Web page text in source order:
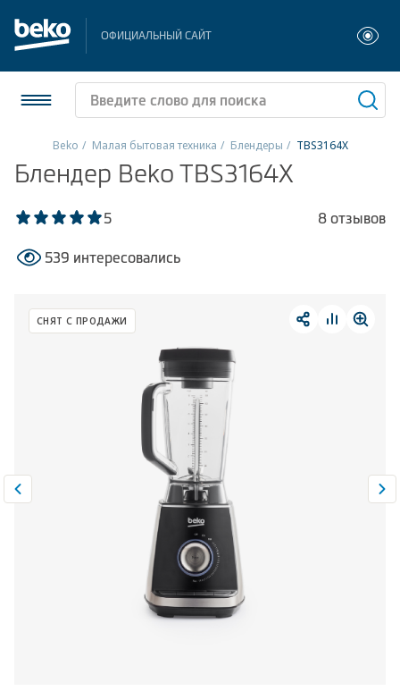
ОФИЦИАЛЬНЫЙ САЙТ
Холодильники и морозильники
Стиральные и сушильные машины
Посудомоечные машины
Встраиваемая техника
Малая бытовая техника
Климатическая техника
Сравнить 0
Beko Малая бытовая техника Блендеры TBS3164X
Блендер Beko TBS3164X
5 8 отзывов
539 интересовались
СНЯТ С ПРОДАЖИ